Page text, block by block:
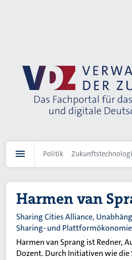
Politik
Harmen van
Sharing Cities Alliance,
Sharing- und Plattformökonomie
Harmen van Sprang ist Redner,
Dozent. Durch Initiativen wie die